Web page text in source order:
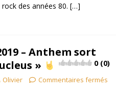
des années 80. […]
– Anthem sort
»
0 (0)
Olivier Commentaires fermés